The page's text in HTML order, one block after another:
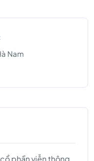
Nam
phần viễn thông